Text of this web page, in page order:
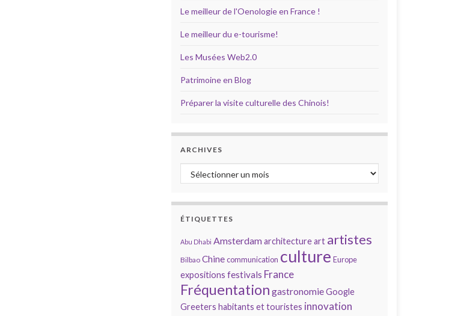
Le meilleur de l'Oenologie en France !
Le meilleur du e-tourisme!
Les Musées Web2.0
Patrimoine en Blog
Préparer la visite culturelle des Chinois!
ARCHIVES
Archives
ÉTIQUETTES
Abu Dhabi Amsterdamarchitectureart artistes
Bilbao Chinecommunication culture Europe
expositions festivals France
Fréquentation gastronomieGoogle
Greeters habitants et touristes innovation